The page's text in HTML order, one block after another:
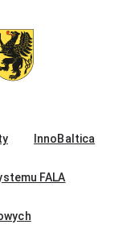
InnoBaltica
FALA